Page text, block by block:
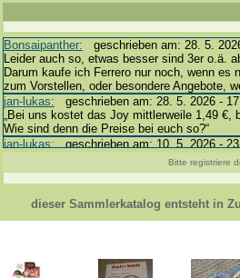
Bonsaipanther: geschrieben am: 28. 5.
Leider auch so, etwas besser sind 3er o.ä.
Darum kaufe ich Ferrero nur noch, wenn es
zum Vorstellen, oder besondere Angebote,
jan-lukas: geschrieben am: 28. 5. 2026 -
„Bei uns kostet das Joy mittlerweile 1,49 €,
Wie sind denn die Preise bei euch so?“
jan-lukas:geschrieben am: 10. 5. 2026 -
Bonsaipanther:geschrieben am: 10. 5.
@ Harald
https://www.ue-ei-portal-
Dein Enkel sollte zur Strafe die nächsten 3
Für die Figuren VC307, 310, 318 und 326
mein Enkel hat die leider weggeworfen
Bitte registriere
dieser Sammlerkatalog entsteht in